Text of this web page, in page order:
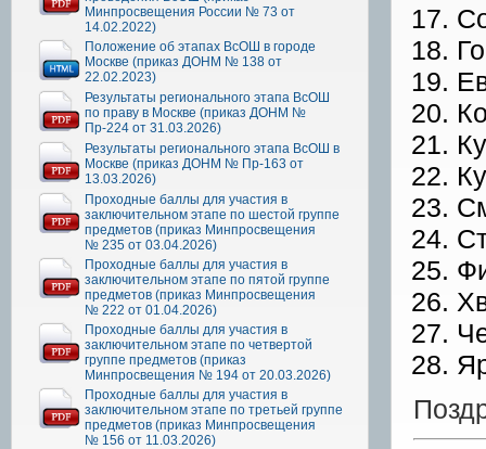
Минпросвещения России № 73 от
14.02.2022)
Положение об этапах ВсОШ в городе
Москве (приказ ДОНМ № 138 от
22.02.2023)
Результаты регионального этапа ВсОШ
по праву в Москве (приказ ДОНМ №
Пр-224 от 31.03.2026)
Результаты регионального этапа ВсОШ в
Москве (приказ ДОНМ № Пр-163 от
13.03.2026)
Проходные баллы для участия в
заключительном этапе по шестой группе
предметов (приказ Минпросвещения
№ 235 от 03.04.2026)
Проходные баллы для участия в
заключительном этапе по пятой группе
предметов (приказ Минпросвещения
№ 222 от 01.04.2026)
Проходные баллы для участия в
заключительном этапе по четвертой
группе предметов (приказ
Минпросвещения № 194 от 20.03.2026)
Проходные баллы для участия в
заключительном этапе по третьей группе
предметов (приказ Минпросвещения
№ 156 от 11.03.2026)